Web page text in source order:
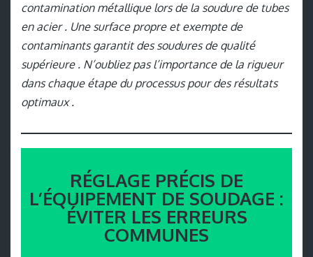
contamination métallique lors de la soudure de tubes
en acier . Une surface propre et exempte de
contaminants garantit des soudures de qualité
supérieure . N’oubliez pas l’importance de la rigueur
dans chaque étape du processus pour des résultats
optimaux .
RÉGLAGE PRÉCIS DE
L’ÉQUIPEMENT DE SOUDAGE :
ÉVITER LES ERREURS
COMMUNES